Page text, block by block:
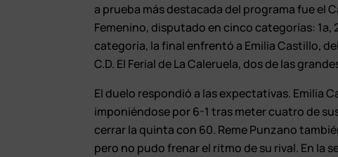
a prueba más destacada del programa fue el
Femenino, disputado en cinco categorías: 1ª,
categoría, la final enfrentó a Emilia Castillo,
C.D. El Ferial de La Caleruela, dos de las
El duelo respondió a las expectativas. Emilia
imponiéndose por 6-1 tras meter cuatro de
cerrar la quinta con 60. Reme Punzano
pero no pudo frenar el ritmo de su rival. En la